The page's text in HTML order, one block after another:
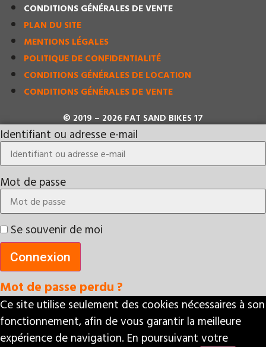
CONDITIONS GÉNÉRALES DE VENTE
PLAN DU SITE
MENTIONS LÉGALES
POLITIQUE DE CONFIDENTIALITÉ
CONDITIONS GÉNÉRALES DE LOCATION
CONDITIONS GÉNÉRALES DE VENTE
© 2019 – 2026 FAT SAND BIKES 17
Identifiant ou adresse e-mail
Mot de passe
Se souvenir de moi
Connexion
Mot de passe perdu ?
Ce site utilise seulement des cookies nécessaires à son
fonctionnement, afin de vous garantir la meilleure
expérience de navigation. En poursuivant votre